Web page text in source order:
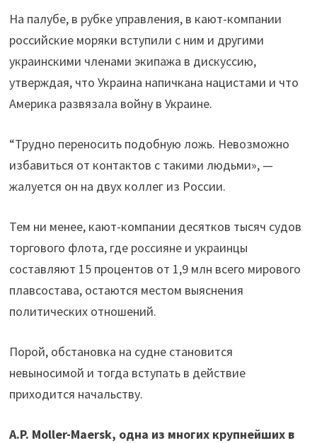
На палубе, в рубке управления, в кают-компании
российские моряки вступили с ним и другими
украинскими членами экипажа в дискуссию,
утверждая, что Украина напичкана нацистами и что
Америка развязала войну в Украине.
“Трудно переносить подобную ложь. Невозможно
избавиться от контактов с такими людьми», —
жалуется он на двух коллег из России.
Тем ни менее, кают-компании десятков тысяч судов
торгового флота, где россияне и украинцы
составляют 15 процентов от 1,9 млн всего мирового
плавсостава, остаются местом выяснения
политических отношений.
Порой, обстановка на судне становится
невыносимой и тогда вступать в действие
приходится начальству.
A.P. Moller-Maersk, одна из многих крупнейших в